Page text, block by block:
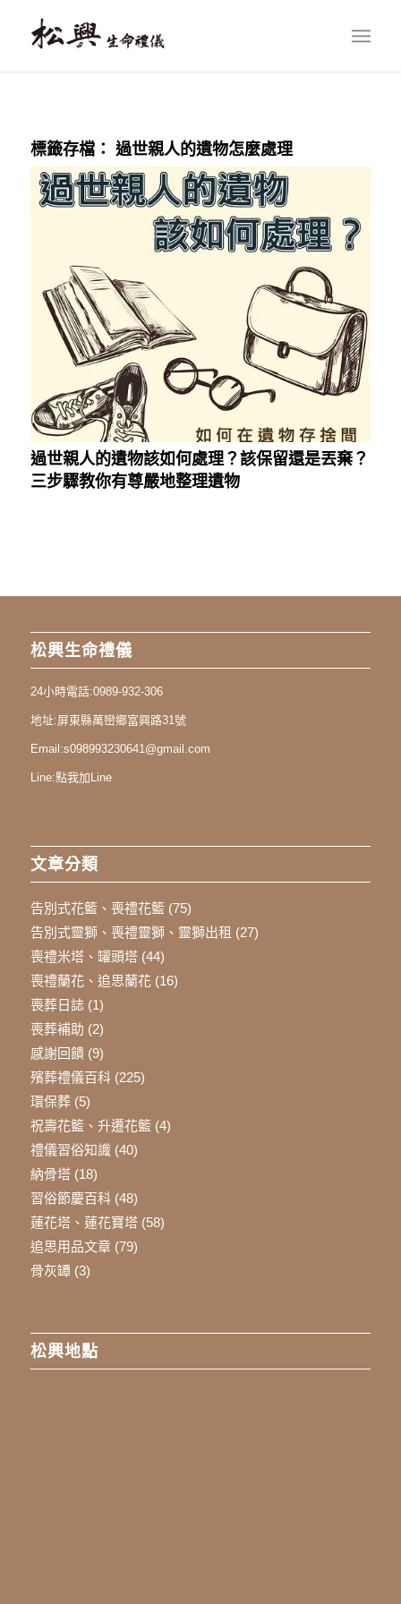
標籤存檔： 過世親人的遺物怎麼處理
過世親人的遺物該如何處理？該保留還是丟棄？
三步驟教你有尊嚴地整理遺物
松興生命禮儀
24小時電話:0989-932-306
地址:屏東縣萬巒鄉富興路31號
Email:s098993230641@gmail.com
Line:點我加Line
文章分類
告別式花籃、喪禮花籃(75)
告別式靈獅、喪禮靈獅、靈獅出租 (27)
喪禮米塔、罐頭塔(44)
喪禮蘭花、追思蘭花(16)
喪葬日誌(1)
喪葬補助 (2)
感謝回饋(9)
殯葬禮儀百科(225)
環保葬(5)
祝壽花籃、升遷花籃(4)
禮儀習俗知識(40)
納骨塔(18)
習俗節慶百科(48)
蓮花塔、蓮花寶塔(58)
追思用品文章(79)
骨灰罈(3)
松興地點